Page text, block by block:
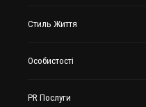
Стиль Життя
Особистості
PR Послуги